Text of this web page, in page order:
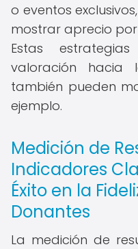
o eventos
mostrar aprecio
Estas
valoración hacia
también pueden
ejemplo.
Medición de
Indicadores
Éxito en la
Donantes
La medición de